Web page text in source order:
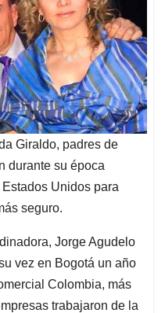
Giraldo, padres de
durante su época
Unidos para
seguro.
Jorge Agudelo
vez en Bogotá un año
Colombia, más
trabajaron de la